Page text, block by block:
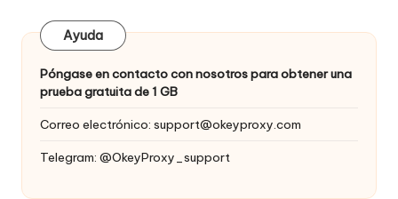
Ayuda
Póngase en contacto con nosotros para obtener una
prueba gratuita de 1 GB
Correo electrónico: support@okeyproxy.com
Telegram: @OkeyProxy_support